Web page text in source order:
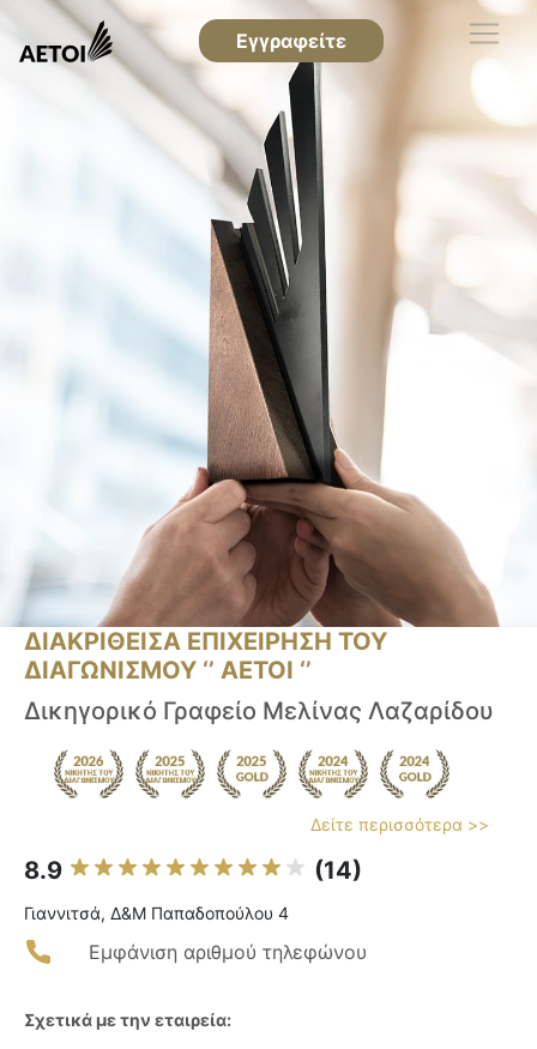
Εγγραφείτε
ΔΙΑΚΡΙΘΕΙΣΑ ΕΠΙΧΕΙΡΗΣΗ ΤΟΥ
ΔΙΑΓΩΝΙΣΜΟΥ ‘’ ΑΕΤΟΙ ‘’
Δικηγορικό Γραφείο Μελίνας Λαζαρίδου
Δείτε περισσότερα >>
8.9 (14)
Γιαννιτσά, Δ&Μ Παπαδοπούλου 4
Εμφάνιση αριθμού τηλεφώνου
Σχετικά με την εταιρεία: